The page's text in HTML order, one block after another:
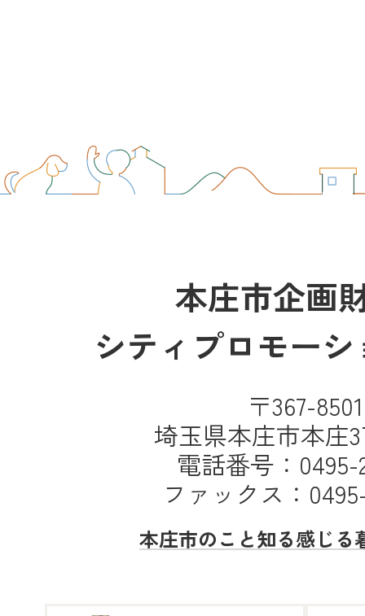
本庄市企画
シティプロモー
〒367-8501
埼玉県本庄市本庄
電話番号：0495-
ファックス：
本庄市のこと知る感じる